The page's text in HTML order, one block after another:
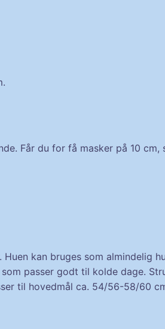
Får du for få masker på 10
kan bruges som almindelig
passer godt til kolde dage.
til hovedmål ca. 54/56-58/60